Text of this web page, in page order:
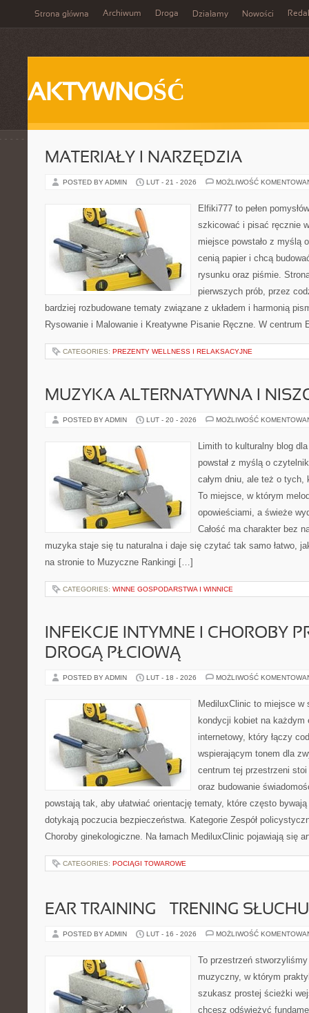
Strona główna Archiwum Droga Działamy Nowości
AKTYWNOŚĆ
MATERIAŁY I NARZĘDZIA
POSTED BY ADMIN LUT - 21 - 2026 MOŻLIWOŚĆ
Elfiki777 to pełen
szkicować i pisać ręcznie
miejsce powstało z myślą
cenią papier i chcą
rysunku oraz piśmie.
pierwszych prób, przez
bardziej rozbudowane tematy związane z układem i harmonią
Rysowanie i Malowanie i Kreatywne Pisanie Ręczne. W
CATEGORIES: PREZENTY WELLNESS I RELAKSACYJNE
MUZYKA ALTERNATYWNA I
POSTED BY ADMIN LUT - 20 - 2026 MOŻLIWOŚĆ
Limith to kulturalny blog
powstał z myślą o
całym dniu, ale też o
To miejsce, w którym
opowieściami, a świeże
Całość ma charakter bez
muzyka staje się tu naturalna i daje się czytać tak samo łatwo,
na stronie to Muzyczne Rankingi […]
CATEGORIES: WINNE GOSPODARSTWA I WINNICE
INFEKCJE INTYMNE I CHOROBY
DROGĄ PŁCIOWĄ
POSTED BY ADMIN LUT - 18 - 2026 MOŻLIWOŚĆ
MediluxClinic to miejsce
kondycji kobiet na każdym
internetowy, który łączy
wspierającym tonem dla
centrum tej przestrzeni
oraz budowanie
powstają tak, aby ułatwiać orientację tematy, które często
dotykają poczucia bezpieczeństwa. Kategorie Zespół
Choroby ginekologiczne. Na łamach MediluxClinic pojawiają się
CATEGORIES: POCIĄGI TOWAROWE
EAR TRAINING – TRENING SŁUCHU
POSTED BY ADMIN LUT - 16 - 2026 MOŻLIWOŚĆ
To przestrzeń
muzyczny, w którym
szukasz prostej ścieżki
chcesz odświeżyć